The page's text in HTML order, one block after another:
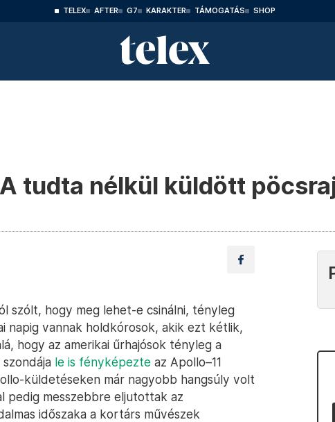
TELEX AFTER G7 KARAKTER TÁMOGATÁS SHOP
tudta nélkül küldött
szólt, hogy meg lehet-e csinálni, tényleg
napig vannak holdkórosok, akik ezt kétlik,
hogy az amerikai űrhajósok tényleg a
le is fényképezte az Apollo–11
küldetéseken már nagyobb hangsúly volt
pedig messzebbre eljutottak az
időszaka a kortárs művészek